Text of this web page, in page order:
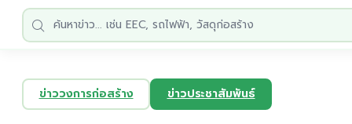
ข่าววงการก่อสร้าง ข่าวประชาสัมพันธ์